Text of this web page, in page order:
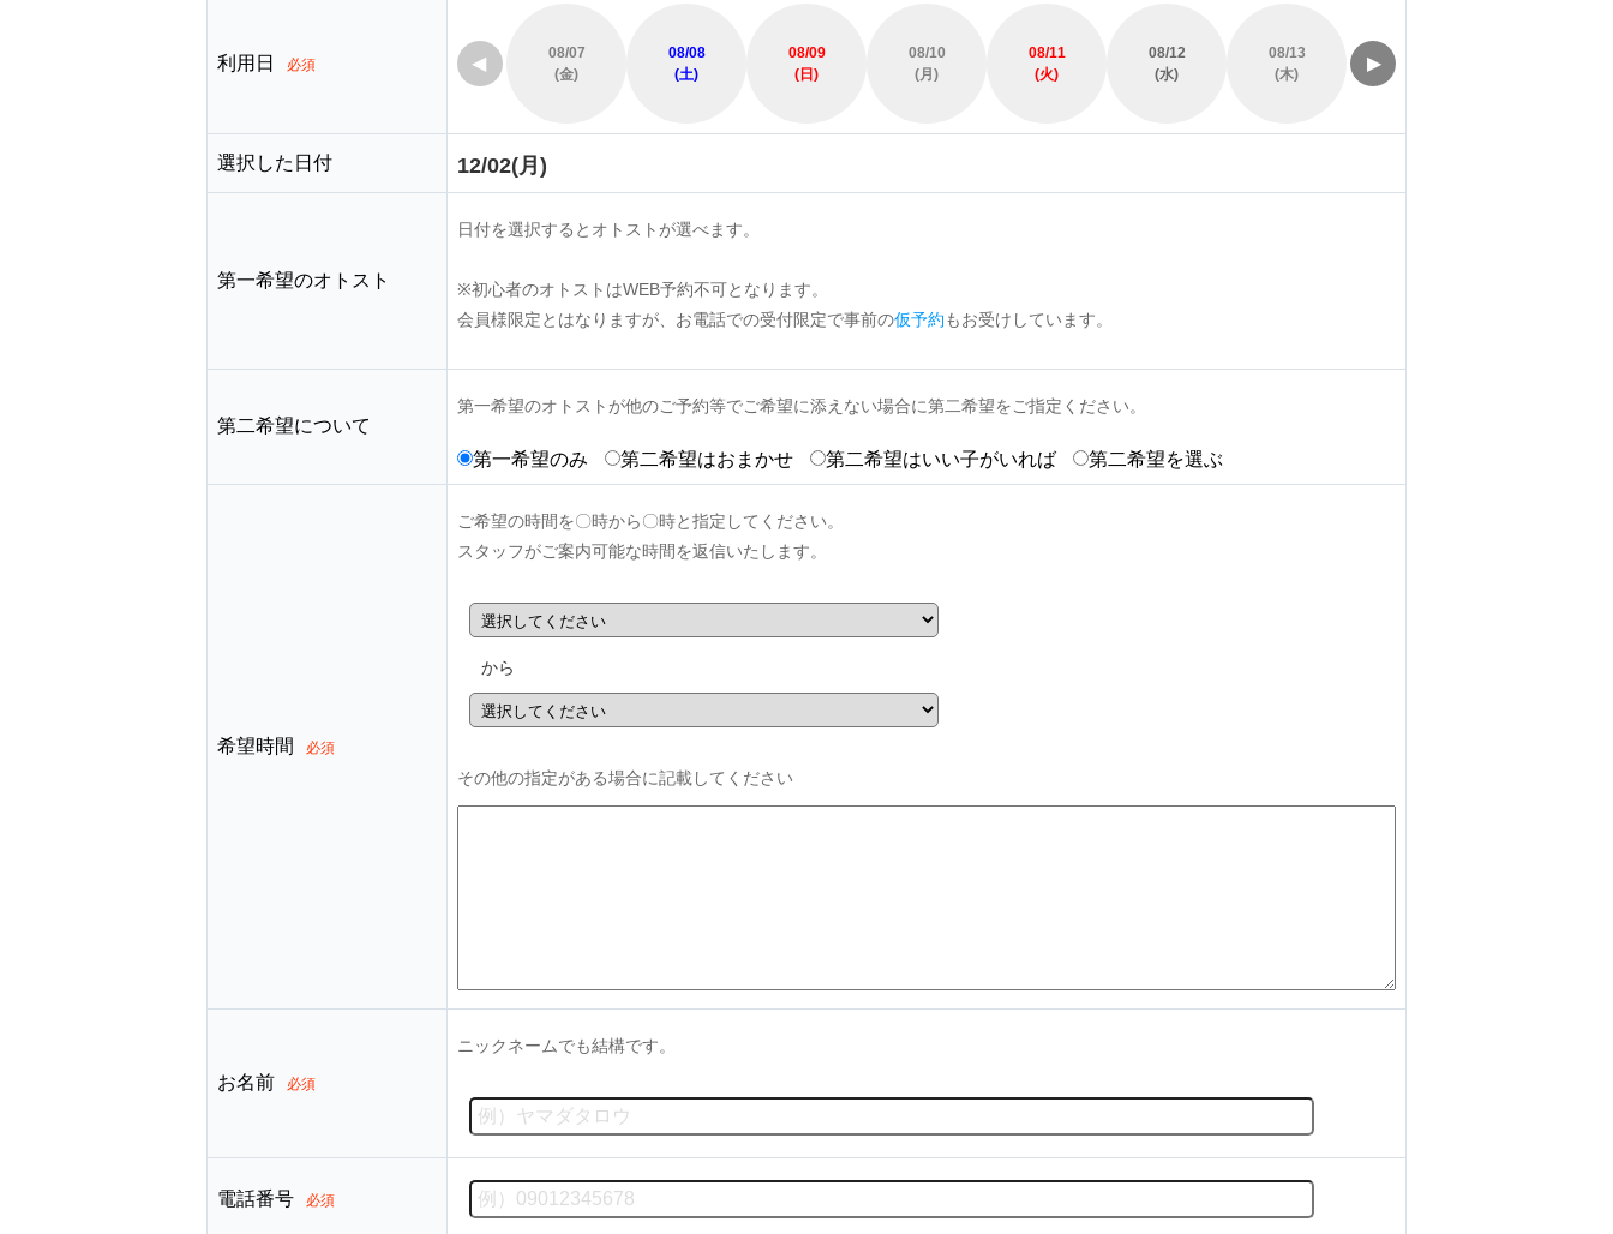
利用日 必須 ◀
08/07
(金)
08/08
(土)
08/09
(日)
08/10
(月)
08/11
(火)
08/12
(水)
08/13
(木)
08/14
(金)
▶
選択した日付 12/02(月)
第一希望のオトスト
日付を選択するとオトストが選べます。
※初心者のオトストはWEB予約不可となります。
会員様限定とはなりますが、お電話での受付限定で事前の仮予約もお受けしています。
第二希望について
第一希望のオトストが他のご予約等でご希望に添えない場合に第二希望をご指定ください。
第一希望のみ 第二希望はおまかせ 第二希望はいい子がいれば 第二希望を選ぶ
希望時間 必須
ご希望の時間を〇時から〇時と指定してください。
スタッフがご案内可能な時間を返信いたします。
から
その他の指定がある場合に記載してください
お名前 必須
ニックネームでも結構です。
電話番号 必須